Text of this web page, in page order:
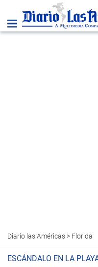
Diario las Américas> Florida
ESCÁNDALO EN LA